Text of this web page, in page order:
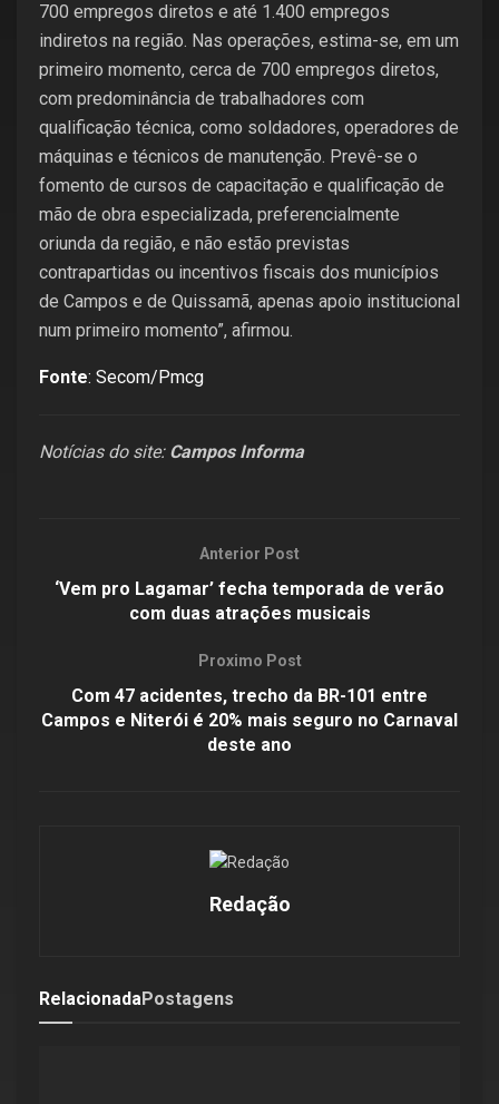
700 empregos diretos e até 1.400 empregos
indiretos na região. Nas operações, estima-se, em um
primeiro momento, cerca de 700 empregos diretos,
com predominância de trabalhadores com
qualificação técnica, como soldadores, operadores de
máquinas e técnicos de manutenção. Prevê-se o
fomento de cursos de capacitação e qualificação de
mão de obra especializada, preferencialmente
oriunda da região, e não estão previstas
contrapartidas ou incentivos fiscais dos municípios
de Campos e de Quissamã, apenas apoio institucional
num primeiro momento”, afirmou.
Fonte: Secom/Pmcg
Notícias do site: Campos Informa
Anterior Post
‘Vem pro Lagamar’ fecha temporada de verão
com duas atrações musicais
Proximo Post
Com 47 acidentes, trecho da BR-101 entre
Campos e Niterói é 20% mais seguro no Carnaval
deste ano
Redação
RelacionadaPostagens